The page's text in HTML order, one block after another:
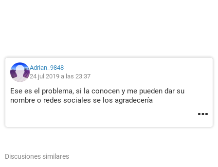
Adrian_9848
24 jul 2019 a las 23:37
Ese es el problema, si la conocen y me pueden dar su
nombre o redes sociales se los agradecería
Discusiones similares